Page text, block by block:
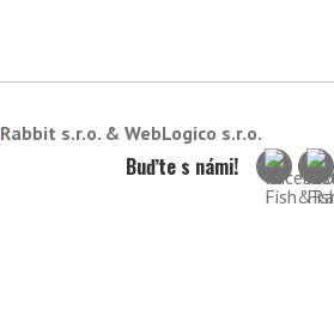
Rabbit s.r.o. & WebLogico s.r.o.
Buďte s námi!